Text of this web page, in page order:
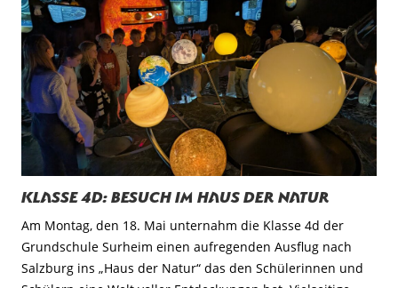
Klasse 4d: Besuch im Haus der Natur
Am Montag, den 18. Mai unternahm die Klasse 4d der
Grundschule Surheim einen aufregenden Ausflug nach
Salzburg ins „Haus der Natur“ das den Schülerinnen und